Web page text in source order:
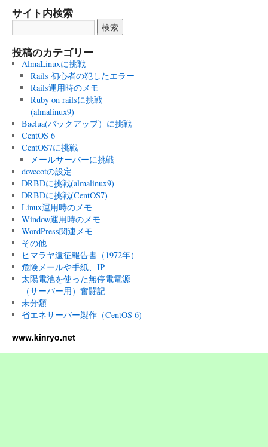
サイト内検索
投稿のカテゴリー
AlmaLinuxに挑戦
Rails 初心者の犯したエラー
Rails運用時のメモ
Ruby on railsに挑戦
(almalinux9)
Baclua(バックアップ）に挑戦
CentOS 6
CentOS7に挑戦
メールサーバーに挑戦
dovecotの設定
DRBDに挑戦(almalinux9)
DRBDに挑戦(CentOS7)
Linux運用時のメモ
Window運用時のメモ
WordPress関連メモ
その他
ヒマラヤ遠征報告書（1972年）
危険メールや手紙、IP
太陽電池を使った無停電電源
（サーバー用）奮闘記
未分類
省エネサーバー製作（CentOS 6)
www.kinryo.net